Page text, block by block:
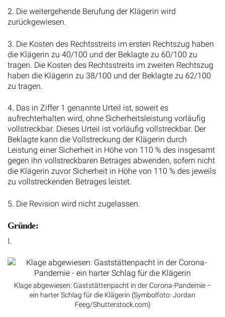
2. Die weitergehende Berufung der Klägerin wird
zurückgewiesen.
3. Die Kosten des Rechtsstreits im ersten Rechtszug haben
die Klägerin zu 40/100 und der Beklagte zu 60/100 zu
tragen. Die Kosten des Rechtsstreits im zweiten Rechtszug
haben die Klägerin zu 38/100 und der Beklagte zu 62/100
zu tragen.
4. Das in Ziffer 1 genannte Urteil ist, soweit es
aufrechterhalten wird, ohne Sicherheitsleistung vorläufig
vollstreckbar. Dieses Urteil ist vorläufig vollstreckbar. Der
Beklagte kann die Vollstreckung der Klägerin durch
Leistung einer Sicherheit in Höhe von 110 % des insgesamt
gegen ihn vollstreckbaren Betrages abwenden, sofern nicht
die Klägerin zuvor Sicherheit in Höhe von 110 % des jeweils
zu vollstreckenden Betrages leistet.
5. Die Revision wird nicht zugelassen.
Gründe:
I.
Klage abgewiesen: Gaststättenpacht in der Corona-Pandemie –
ein harter Schlag für die Klägerin (Symbolfoto: Jordan
Feeg/Shutterstock.com)